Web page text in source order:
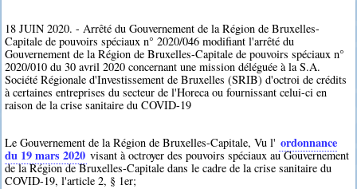
18 JUIN 2020. - Arrêté du Gouvernement de la Région de Bruxelles-
Capitale de pouvoirs spéciaux n° 2020/046 modifiant l'arrêté du
Gouvernement de la Région de Bruxelles-Capitale de pouvoirs spéciaux n°
2020/010 du 30 avril 2020 concernant une mission déléguée à la S.A.
Société Régionale d'Investissement de Bruxelles (SRIB) d'octroi de crédits
à certaines entreprises du secteur de l'Horeca ou fournissant celui-ci en
raison de la crise sanitaire du COVID-19
Le Gouvernement de la Région de Bruxelles-Capitale, Vu l' ordonnance
du 19 mars 2020 visant à octroyer des pouvoirs spéciaux au Gouvernement
de la Région de Bruxelles-Capitale dans le cadre de la crise sanitaire du
COVID-19, l'article 2, § 1er;